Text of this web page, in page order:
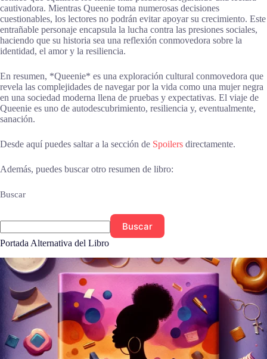
cautivadora. Mientras Queenie toma numerosas decisiones
cuestionables, los lectores no podrán evitar apoyar su crecimiento. Este
entrañable personaje encapsula la lucha contra las presiones sociales,
haciendo que su historia sea una reflexión conmovedora sobre la
identidad, el amor y la resiliencia.
En resumen, *Queenie* es una exploración cultural conmovedora que
revela las complejidades de navegar por la vida como una mujer negra
en una sociedad moderna llena de pruebas y expectativas. El viaje de
Queenie es uno de autodescubrimiento, resiliencia y, eventualmente,
sanación.
Desde aquí puedes saltar a la sección de Spoilers directamente.
Además, puedes buscar otro resumen de libro:
Buscar
Buscar
Portada Alternativa del Libro